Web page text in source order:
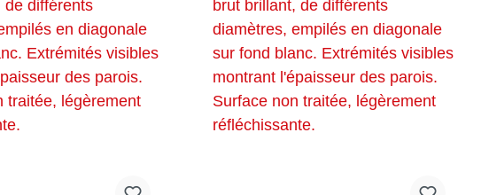
industriels et qu'ils ne sont pas tous
identiques.